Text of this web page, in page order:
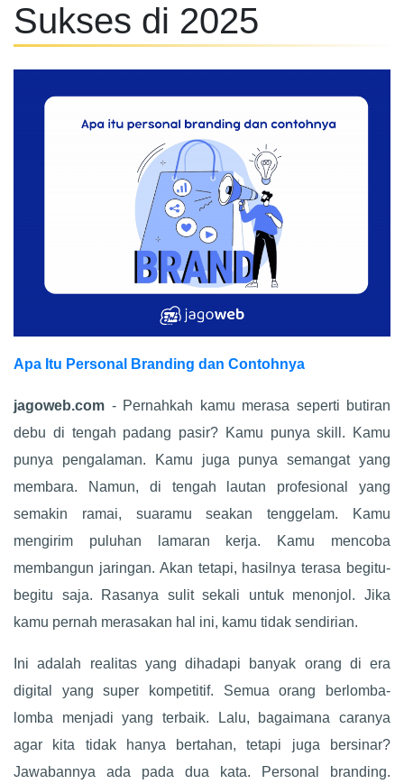
Sukses di 2025
Apa Itu Personal Branding dan Contohnya
jagoweb.com - Pernahkah kamu merasa seperti butiran
debu di tengah padang pasir? Kamu punya skill. Kamu
punya pengalaman. Kamu juga punya semangat yang
membara. Namun, di tengah lautan profesional yang
semakin ramai, suaramu seakan tenggelam. Kamu
mengirim puluhan lamaran kerja. Kamu mencoba
membangun jaringan. Akan tetapi, hasilnya terasa begitu-
begitu saja. Rasanya sulit sekali untuk menonjol. Jika
kamu pernah merasakan hal ini, kamu tidak sendirian.
Ini adalah realitas yang dihadapi banyak orang di era
digital yang super kompetitif. Semua orang berlomba-
lomba menjadi yang terbaik. Lalu, bagaimana caranya
agar kita tidak hanya bertahan, tetapi juga bersinar?
Jawabannya ada pada dua kata. Personal branding.